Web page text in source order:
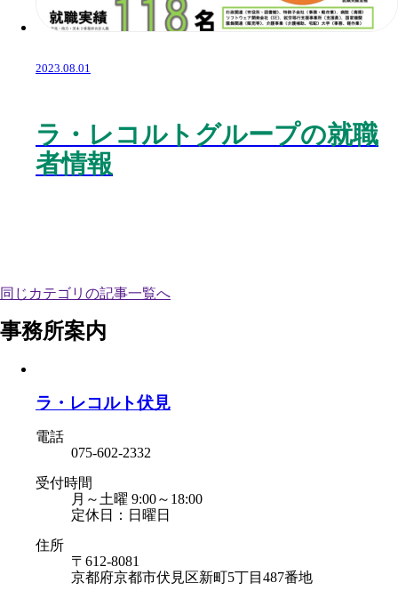
2023.08.01
ラ・レコルトグループの就職
者情報
同じカテゴリの記事⼀覧へ
事務所案内
ラ・レコルト伏見
電話
075-602-2332
受付時間
月～土曜 9:00～18:00
定休日：日曜日
住所
〒612-8081
京都府京都市伏見区新町5丁目487番地